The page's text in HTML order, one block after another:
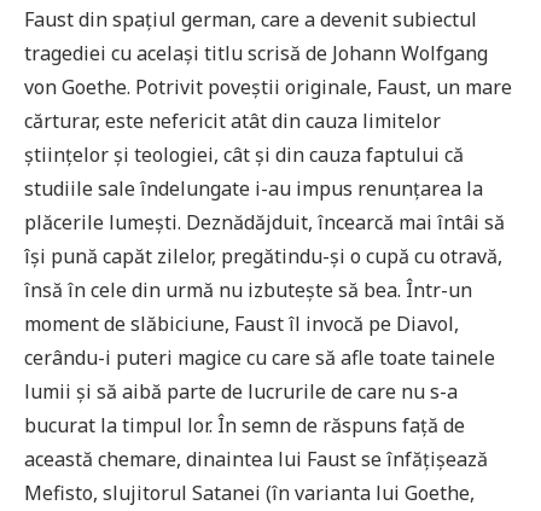
Faust din spațiul german, care a devenit subiectul
tragediei cu același titlu scrisă de Johann Wolfgang
von Goethe. Potrivit poveștii originale, Faust, un mare
cărturar, este nefericit atât din cauza limitelor
științelor și teologiei, cât și din cauza faptului că
studiile sale îndelungate i-au impus renunțarea la
plăcerile lumești. Deznădăjduit, încearcă mai întâi să
își pună capăt zilelor, pregătindu-și o cupă cu otravă,
însă în cele din urmă nu izbutește să bea. Într-un
moment de slăbiciune, Faust îl invocă pe Diavol,
cerându-i puteri magice cu care să afle toate tainele
lumii și să aibă parte de lucrurile de care nu s-a
bucurat la timpul lor. În semn de răspuns față de
această chemare, dinaintea lui Faust se înfățișează
Mefisto, slujitorul Satanei (în varianta lui Goethe,